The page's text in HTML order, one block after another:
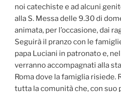
noi catechiste e ad alcuni
alla S. Messa delle 9.30 di
animata, per l’occasione, dai
Seguirà il pranzo con le
papa Luciani in patronato e,
verranno accompagnati alla
Roma dove la famiglia risiede.
tutta la comunità che, con suo